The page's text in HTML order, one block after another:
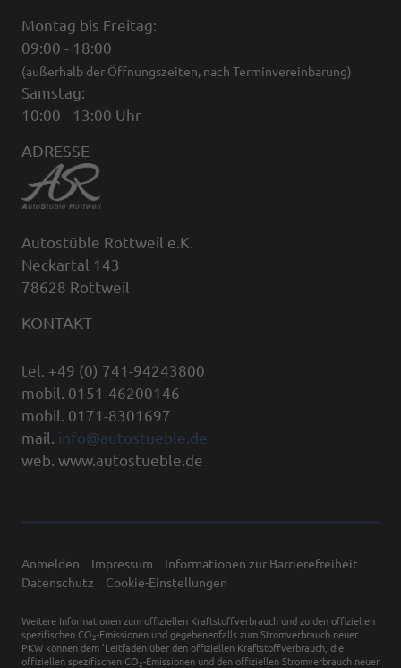
Montag bis Freitag:
09:00 - 18:00
(außerhalb der Öffnungszeiten, nach Terminvereinbarung)
Samstag:
10:00 - 13:00 Uhr
ADRESSE
Autostüble Rottweil e.K.
Neckartal 143
78628 Rottweil
KONTAKT
tel. +49 (0) 741-94243800
mobil. 0151-46200146
mobil. 0171-8301697
mail. info@autostueble.de
web. www.autostueble.de
Anmelden Impressum
Informationen zur Barrierefreiheit
Datenschutz
Cookie-Einstellungen
Weitere Informationen zum offiziellen Kraftstoffverbrauch und zu den offiziellen
spezifischen CO 2-Emissionen und gegebenenfalls zum Stromverbrauch neuer
PKW können dem 'Leitfaden über den offiziellen Kraftstoffverbrauch, die
offiziellen spezifischen CO 2-Emissionen und den offiziellen Stromverbrauch neuer